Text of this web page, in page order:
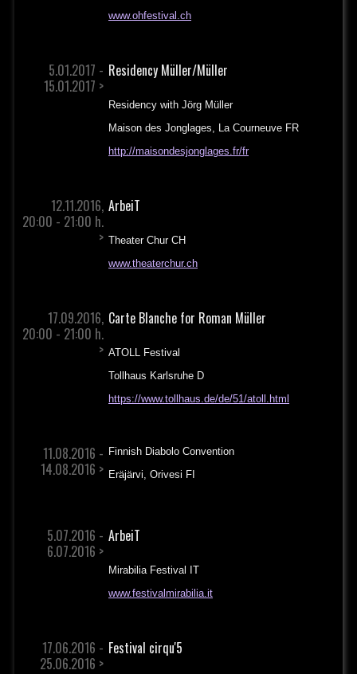
www.ohfestival.ch
5.01.2017 -
15.01.2017 >
Residency Müller/Müller
Residency with Jörg Müller
Maison des Jonglages, La Courneuve FR
http://maisondesjonglages.fr/fr
12.11.2016,
20:00 - 21:00 h.
>
ArbeiT
Theater Chur CH
www.theaterchur.ch
17.09.2016,
20:00 - 21:00 h.
>
Carte Blanche for Roman Müller
ATOLL Festival
Tollhaus Karlsruhe D
https://www.tollhaus.de/de/51/atoll.html
11.08.2016 -
14.08.2016 >
Finnish Diabolo Convention
Eräjärvi, Orivesi FI
5.07.2016 -
6.07.2016 >
ArbeiT
Mirabilia Festival IT
www.festivalmirabilia.it
17.06.2016 -
25.06.2016 >
Festival cirqu'5